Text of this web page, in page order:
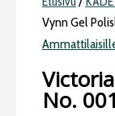
Vynn Gel
No.